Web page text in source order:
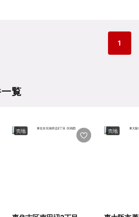
1
覧
売地 売地